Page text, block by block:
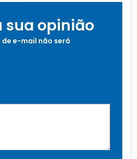
sua opinião
de e-mail não será